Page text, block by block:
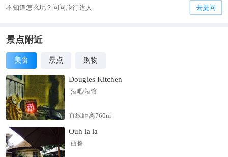
不知道怎么玩？问问旅行达人 去提问
景点附近
美食 景点 购物
Dougies Kitchen
酒吧/酒馆
直线距离760m
Ouh la la
西餐